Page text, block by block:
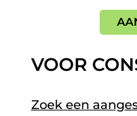
VOOR
Zoek een